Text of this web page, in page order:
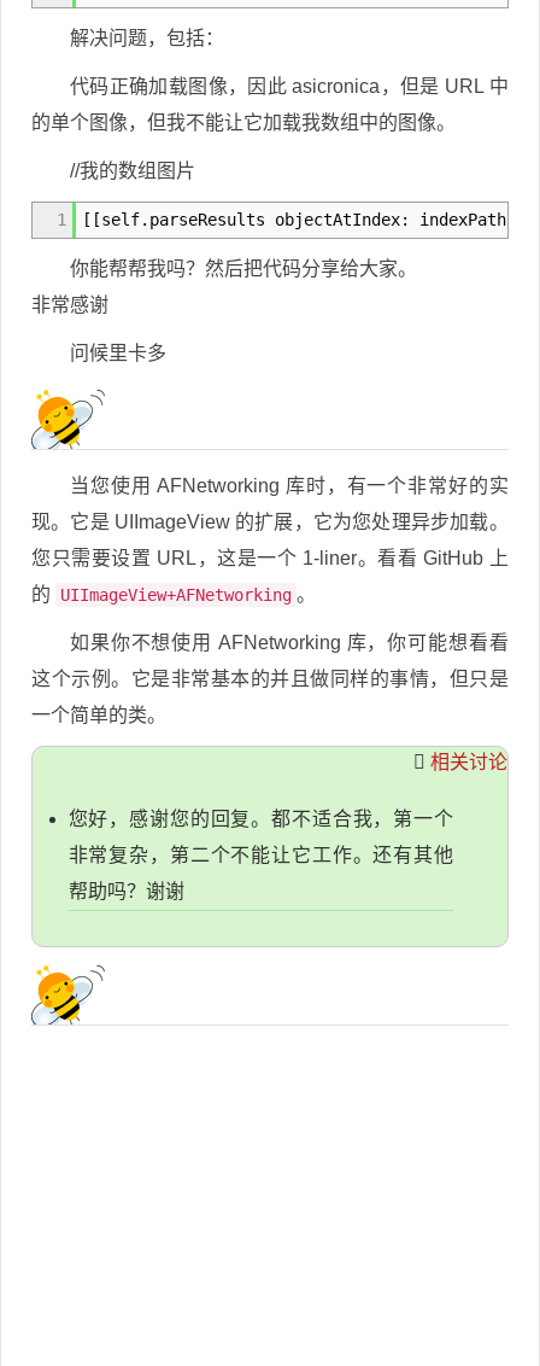
解决问题，包括：
代码正确加载图像，因此 asicronica，但是 URL 中
的单个图像，但我不能让它加载我数组中的图像。
//我的数组图片
1 [[self.parseResults objectAtIndex:
你能帮帮我吗？然后把代码分享给大家。
非常感谢
问候里卡多
当您使用 AFNetworking 库时，有一个非常好的实
现。它是 UIImageView 的扩展，它为您处理异步加载。
您只需要设置 URL，这是一个 1-liner。看看 GitHub 上
的
UIImageView+AFNetworking 。
如果你不想使用 AFNetworking 库，你可能想看看
这个示例。它是非常基本的并且做同样的事情，但只是
一个简单的类。
相关讨论
您好，感谢您的回复。都不适合我，第一个
非常复杂，第二个不能让它工作。还有其他
帮助吗？谢谢